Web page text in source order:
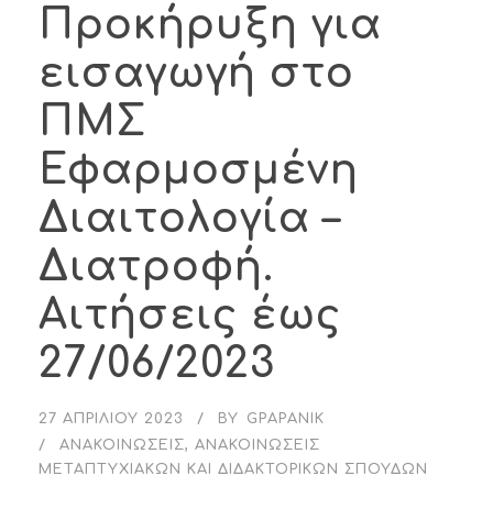
Προκήρυξη για
εισαγωγή στο
ΠΜΣ
Εφαρμοσμένη
Διαιτολογία –
Διατροφή.
Αιτήσεις έως
27/06/2023
27 ΑΠΡΙΛΊΟΥ 2023 BY
GPAPANIK
ΑΝΑΚΟΙΝΏΣΕΙΣ, ΑΝΑΚΟΙΝΏΣΕΙΣ
ΜΕΤΑΠΤΥΧΙΑΚΏΝ ΚΑΙ ΔΙΔΑΚΤΟΡΙΚΏΝ ΣΠΟΥΔΏΝ